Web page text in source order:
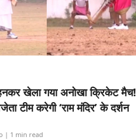
खेला गया अनोखा क्रिकेट मैच!
टीम करेगी ‘राम मंदिर’ के दर्शन
| 1 min read